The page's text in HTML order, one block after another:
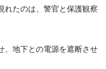
れたのは、警官と保護観察
、地下との電源を遮断させ